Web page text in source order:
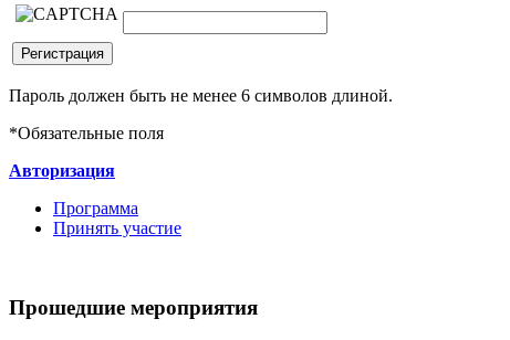
Пароль должен быть не менее 6 символов длиной.
*Обязательные поля
Авторизация
Программа
Принять участие
Прошедшие мероприятия